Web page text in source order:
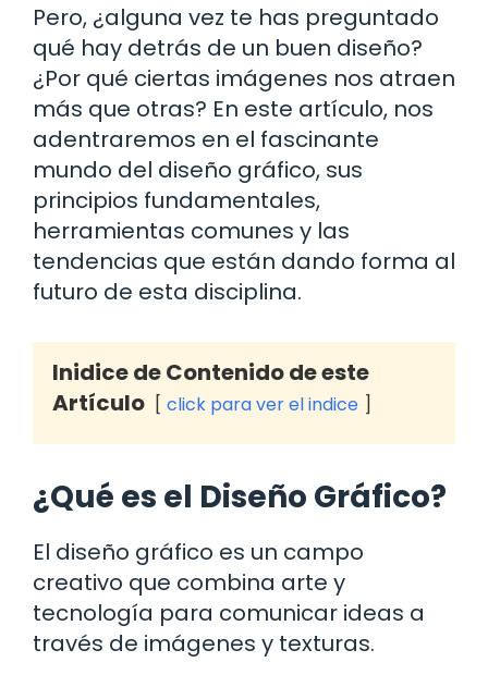
Pero, ¿alguna vez te has preguntado
qué hay detrás de un buen diseño?
¿Por qué ciertas imágenes nos atraen
más que otras? En este artículo, nos
adentraremos en el fascinante
mundo del diseño gráfico, sus
principios fundamentales,
herramientas comunes y las
tendencias que están dando forma al
futuro de esta disciplina.
Inidice de Contenido de este
Artículo
click para ver el indice
¿Qué es el Diseño Gráfico?
El diseño gráfico es un campo
creativo que combina arte y
tecnología para comunicar ideas a
través de imágenes y texturas.